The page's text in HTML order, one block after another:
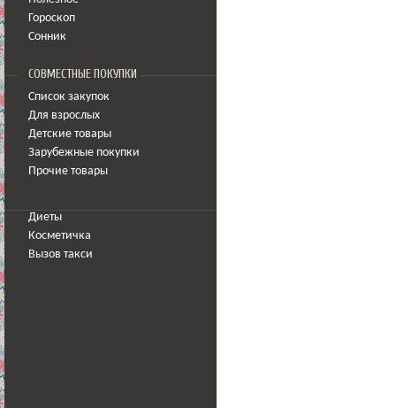
Гороскоп
Сонник
СОВМЕСТНЫЕ ПОКУПКИ
Список закупок
Для взрослых
Детские товары
Зарубежные покупки
Прочие товары
Диеты
Косметичка
Вызов такси